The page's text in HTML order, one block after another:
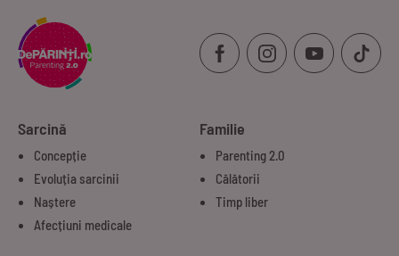
Sarcină
Concepție
Evoluția sarcinii
Naștere
Afecțiuni medicale
Familie
Parenting 2.0
Călătorii
Timp liber